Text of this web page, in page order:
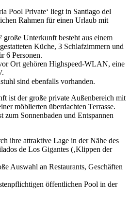
Pool Private‘ liegt in Santiago del
Rahmen für einen Urlaub mit
große Unterkunft besteht aus einem
Küche, 3 Schlafzimmern und
6 Personen.
Ort gehören Highspeed-WLAN, eine
sind ebenfalls vorhanden.
ist der große private Außenbereich mit
möblierten überdachten Terrasse.
zum Sonnenbaden und Entspannen
ihre attraktive Lage in der Nähe des
de Los Gigantes (‚Klippen der
Auswahl an Restaurants, Geschäften
öffentlichen Pool in der